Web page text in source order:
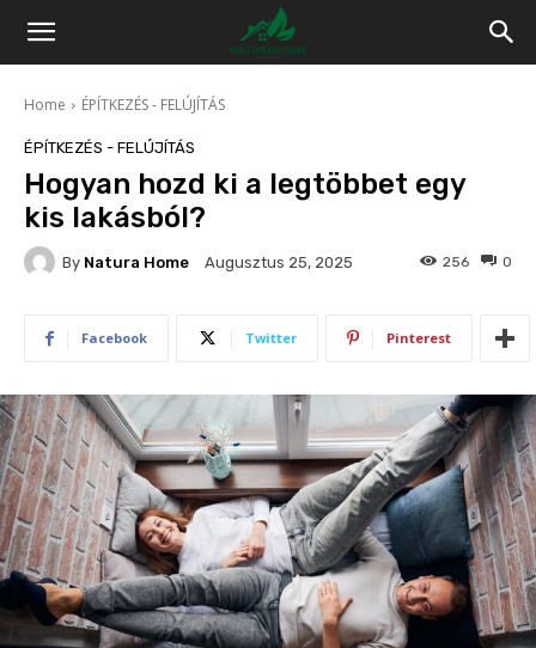
Home ÉPÍTKEZÉS - FELÚJÍTÁS
ÉPÍTKEZÉS - FELÚJÍTÁS
Hogyan hozd ki a legtöbbet egy
kis lakásból?
By Natura Home Augusztus 25, 2025 0
256
Facebook Twitter Pinterest